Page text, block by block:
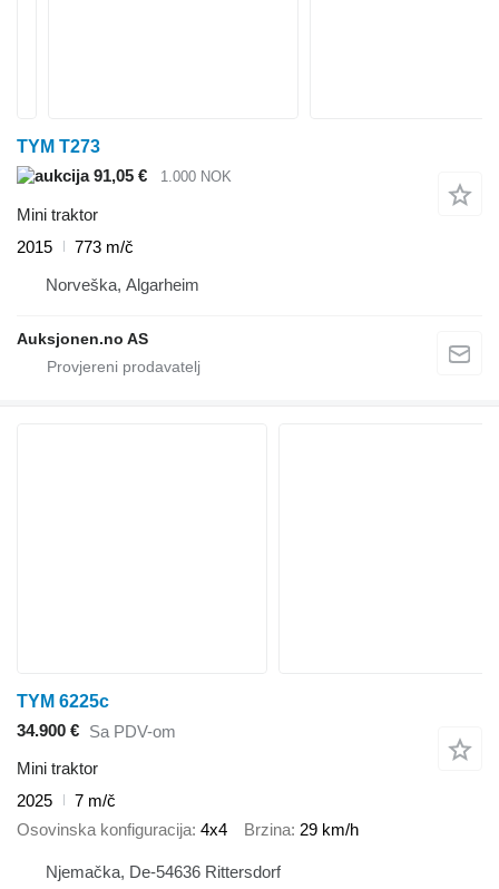
TYM T273
91,05 €
1.000 NOK
Mini traktor
2015
773 m/č
Norveška, Algarheim
Auksjonen.no AS
TYM 6225c
34.900 € Sa PDV-om
Mini traktor
2025
7 m/č
Osovinska konfiguracija 4x4 Brzina 29 km/h
Njemačka, De-54636 Rittersdorf